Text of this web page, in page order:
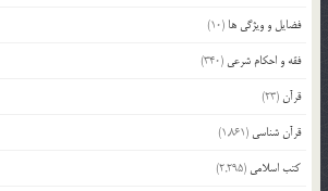
فضایل و ویژگی ها (10)
فقه و احکام شرعی (340)
قرآن(23)
قرآن شناسی (1,861)
کتب اسلامی (2,295)